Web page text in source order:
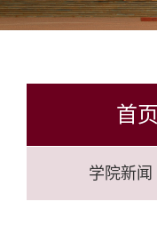
首页
学院新闻